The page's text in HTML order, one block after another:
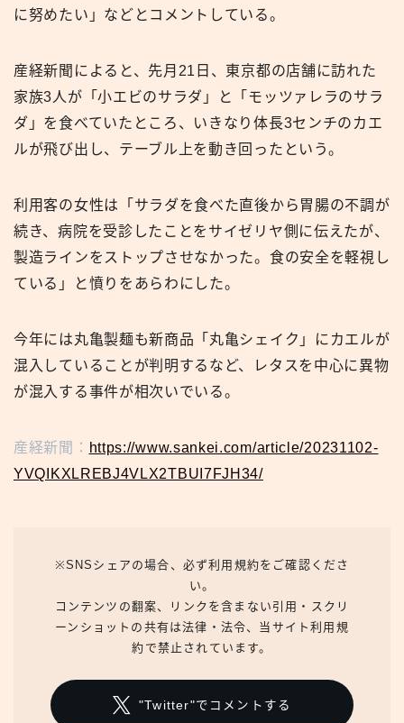
に努めたい」などとコメントしている。
産経新聞によると、先月21日、東京都の店舗に訪れた
家族3人が「小エビのサラダ」と「モッツァレラのサラ
ダ」を食べていたところ、いきなり体長3センチのカエ
ルが飛び出し、テーブル上を動き回ったという。
利用客の女性は「サラダを食べた直後から胃腸の不調が
続き、病院を受診したことをサイゼリヤ側に伝えたが、
製造ラインをストップさせなかった。食の安全を軽視し
ている」と憤りをあらわにした。
今年には丸亀製麺も新商品「丸亀シェイク」にカエルが
混入していることが判明するなど、レタスを中心に異物
が混入する事件が相次いでいる。
産経新聞： https://www.sankei.com/article/20231102-
YVQIKXLREBJ4VLX2TBUI7FJH34/
※SNSシェアの場合、必ず利用規約をご確認くださ
い。
コンテンツの翻案、リンクを含まない引用・スクリ
ーンショットの共有は法律・法令、当サイト利用規
約で禁止されています。
"Twitter"でコメントする